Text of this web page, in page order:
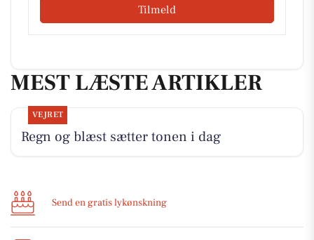
Tilmeld
MEST LÆSTE ARTIKLER
VEJRET
Regn og blæst sætter tonen i dag
Send en gratis lykønskning